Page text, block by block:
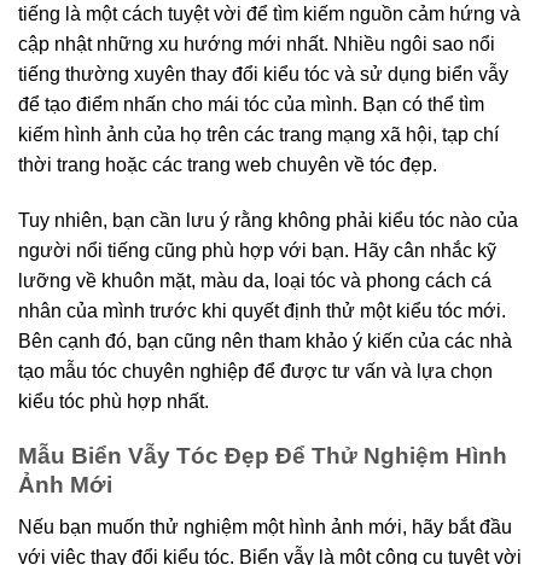
tiếng là một cách tuyệt vời để tìm kiếm nguồn cảm hứng và
cập nhật những xu hướng mới nhất. Nhiều ngôi sao nổi
tiếng thường xuyên thay đổi kiểu tóc và sử dụng biển vẫy
để tạo điểm nhấn cho mái tóc của mình. Bạn có thể tìm
kiếm hình ảnh của họ trên các trang mạng xã hội, tạp chí
thời trang hoặc các trang web chuyên về tóc đẹp.
Tuy nhiên, bạn cần lưu ý rằng không phải kiểu tóc nào của
người nổi tiếng cũng phù hợp với bạn. Hãy cân nhắc kỹ
lưỡng về khuôn mặt, màu da, loại tóc và phong cách cá
nhân của mình trước khi quyết định thử một kiểu tóc mới.
Bên cạnh đó, bạn cũng nên tham khảo ý kiến của các nhà
tạo mẫu tóc chuyên nghiệp để được tư vấn và lựa chọn
kiểu tóc phù hợp nhất.
Mẫu Biển Vẫy Tóc Đẹp Để Thử Nghiệm Hình
Ảnh Mới
Nếu bạn muốn thử nghiệm một hình ảnh mới, hãy bắt đầu
với việc thay đổi kiểu tóc. Biển vẫy là một công cụ tuyệt vời